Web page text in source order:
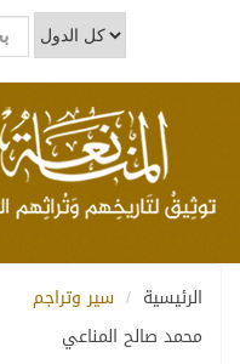
الرئيسية
سير وتراجم
محمد صالح المناعي